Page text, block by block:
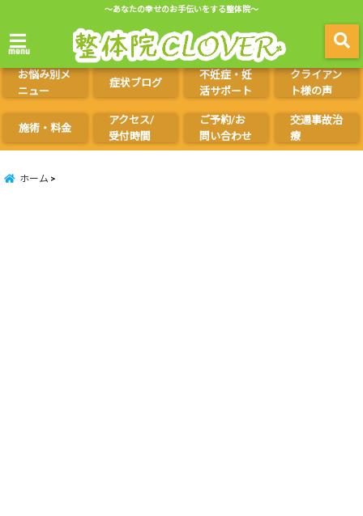
～あなたの幸せのお手伝いをする整体院～
menu
お悩み別メ
ニュー
症状ブログ
不妊症・妊
活サポート
クライアン
ト様の声
施術・料金
アクセス/
受付時間
ご予約/お
問い合わせ
交通事故治
療
ホーム